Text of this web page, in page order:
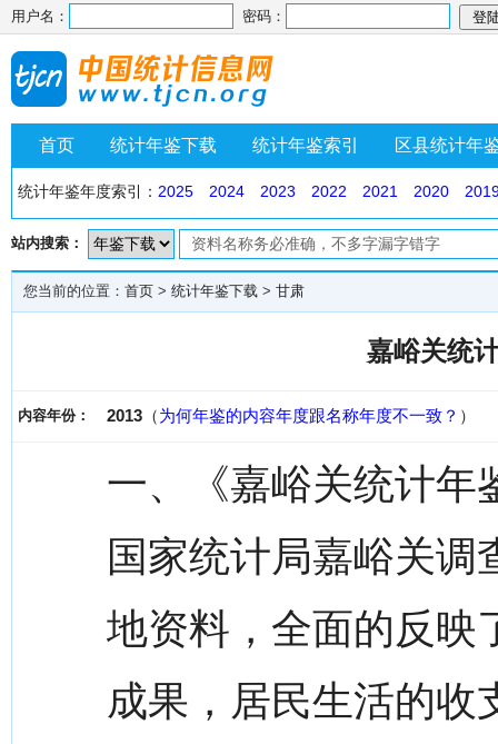
用户名： 密码：
首页 统计年鉴下载 统计年鉴索引 区县统计年
统计年鉴年度索引： 2025 2024 2023 2022 2021 2020
站内搜索：
您当前的位置： 首页 > 统计年鉴下载 > 甘肃
嘉峪关统
内容年份： 2013 （为何年鉴的内容年度跟名称年度不一致？ ）
一、《嘉峪关统计年
国家统计局嘉峪关
地资料，全面的反映
成果，居民生活的收